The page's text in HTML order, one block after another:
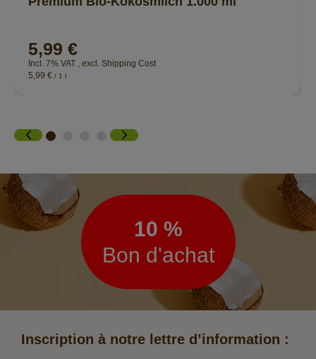
5,99 €
Incl. 7% VAT , excl. Shipping Cost
5,99 € / 1 l
Lettre
d’information
10 %
Bon d'achat
Inscription à notre lettre d’information :